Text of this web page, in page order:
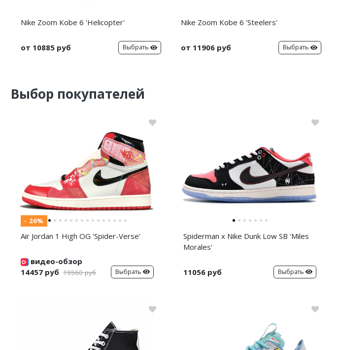
Nike Zoom Kobe 6 'Helicopter'
от 10885 руб Выбрать
Nike Zoom Kobe 6 'Steelers'
от 11906 руб Выбрать
Выбор покупателей
- 26%
Air Jordan 1 High OG 'Spider-Verse'
видео-обзор
14457 руб 19560 руб Выбрать
Spiderman x Nike Dunk Low SB 'Miles
Morales'
11056 руб Выбрать